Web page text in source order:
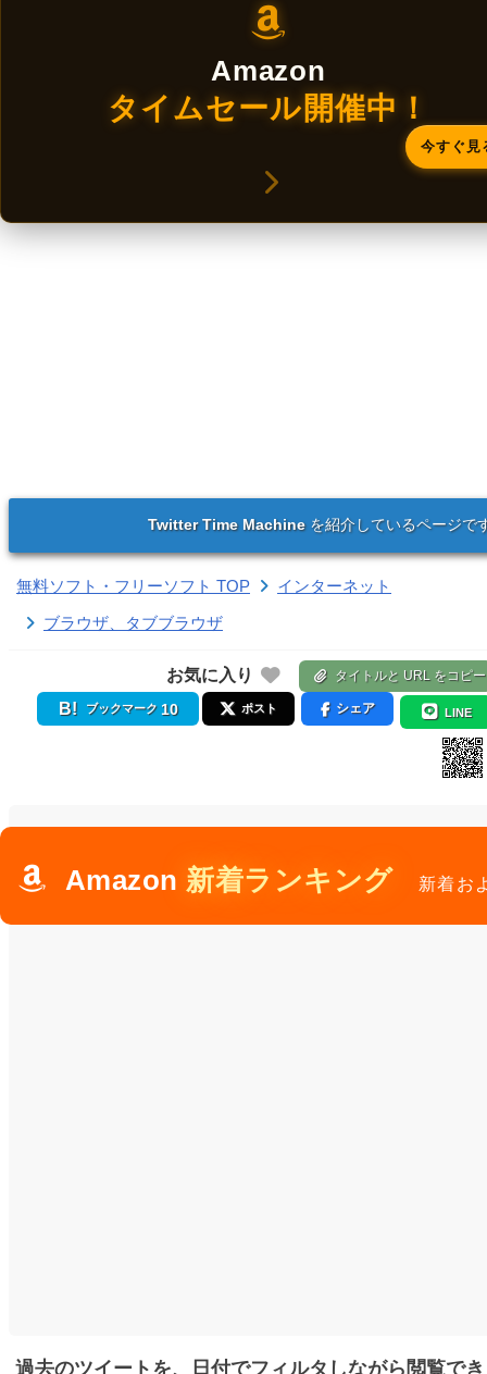
Amazon
タイムセール開催中！
今すぐ見
Twitter Time Machineを紹介しているページで
無料ソフト・フリーソフト TOP
インターネット
ブラウザ、タブブラウザ
お気に入り タイトルと URL をコピー
ブックマーク 10 ポスト シェア LINE
Amazon 新着ランキング 新着お
過去のツイートを、日付でフィルタしながら閲覧でき